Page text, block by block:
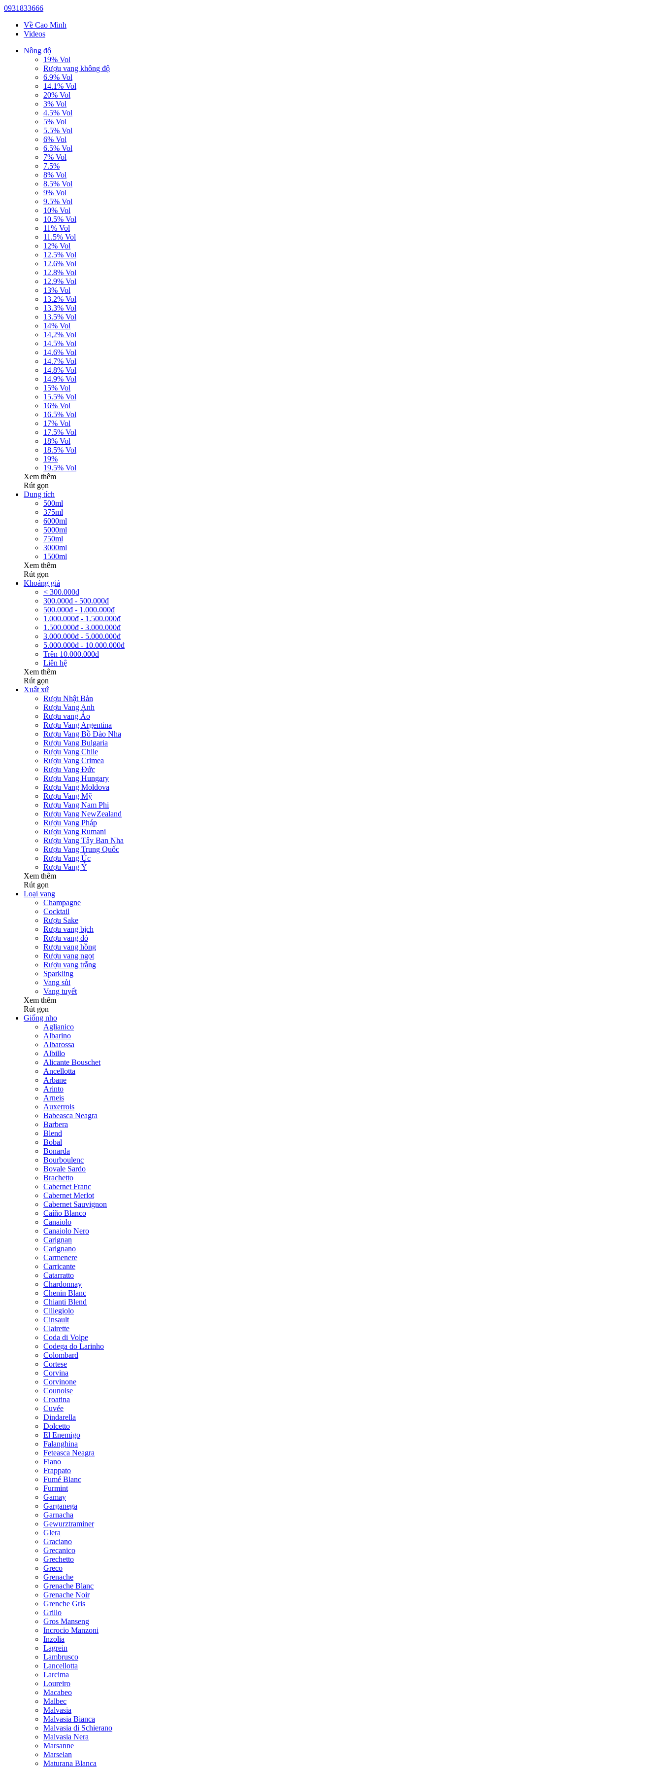
0931833666
Về Cao Minh
Videos
Nồng độ
19% Vol
Rượu vang không độ
6.9% Vol
14.1% Vol
20% Vol
3% Vol
4.5% Vol
5% Vol
5.5% Vol
6% Vol
6.5% Vol
7% Vol
7.5%
8% Vol
8.5% Vol
9% Vol
9.5% Vol
10% Vol
10.5% Vol
11% Vol
11.5% Vol
12% Vol
12.5% Vol
12.6% Vol
12.8% Vol
12.9% Vol
13% Vol
13.2% Vol
13.3% Vol
13.5% Vol
14% Vol
14,2% Vol
14.5% Vol
14.6% Vol
14.7% Vol
14.8% Vol
14.9% Vol
15% Vol
15.5% Vol
16% Vol
16.5% Vol
17% Vol
17.5% Vol
18% Vol
18.5% Vol
19%
19.5% Vol
Xem thêm
Rút gọn
Dung tích
500ml
375ml
6000ml
5000ml
750ml
3000ml
1500ml
Xem thêm
Rút gọn
Khoảng giá
< 300.000đ
300.000đ - 500.000đ
500.000đ - 1.000.000đ
1.000.000đ - 1.500.000đ
1.500.000đ - 3.000.000đ
3.000.000đ - 5.000.000đ
5.000.000đ - 10.000.000đ
Trên 10.000.000đ
Liên hệ
Xem thêm
Rút gọn
Xuất xứ
Rượu Nhật Bản
Rượu Vang Anh
Rượu vang Áo
Rượu Vang Argentina
Rượu Vang Bồ Đào Nha
Rượu Vang Bulgaria
Rượu Vang Chile
Rượu Vang Crimea
Rượu Vang Đức
Rượu Vang Hungary
Rượu Vang Moldova
Rượu Vang Mỹ
Rượu Vang Nam Phi
Rượu Vang NewZealand
Rượu Vang Pháp
Rượu Vang Rumani
Rượu Vang Tây Ban Nha
Rượu Vang Trung Quốc
Rượu Vang Úc
Rượu Vang Ý
Xem thêm
Rút gọn
Loại vang
Champagne
Cocktail
Rượu Sake
Rượu vang bịch
Rượu vang đỏ
Rượu vang hồng
Rượu vang ngọt
Rượu vang trắng
Sparkling
Vang sủi
Vang tuyết
Xem thêm
Rút gọn
Giống nho
Aglianico
Albarino
Albarossa
Albillo
Alicante Bouschet
Ancellotta
Arbane
Arinto
Arneis
Auxerrois
Babeasca Neagra
Barbera
Blend
Bobal
Bonarda
Bourboulenc
Bovale Sardo
Brachetto
Cabernet Franc
Cabernet Merlot
Cabernet Sauvignon
Caíño Blanco
Canaiolo
Canaiolo Nero
Carignan
Carignano
Carmenere
Carricante
Catarratto
Chardonnay
Chenin Blanc
Chianti Blend
Ciliegiolo
Cinsault
Clairette
Coda di Volpe
Codega do Larinho
Colombard
Cortese
Corvina
Corvinone
Counoise
Croatina
Cuvée
Dindarella
Dolcetto
El Enemigo
Falanghina
Feteasca Neagra
Fiano
Frappato
Fumé Blanc
Furmint
Gamay
Garganega
Garnacha
Gewurztraminer
Glera
Graciano
Grecanico
Grechetto
Greco
Grenache
Grenache Blanc
Grenache Noir
Grenche Gris
Grillo
Gros Manseng
Incrocio Manzoni
Inzolia
Lagrein
Lambrusco
Lancellotta
Larcima
Loureiro
Macabeo
Malbec
Malvasia
Malvasia Bianca
Malvasia di Schierano
Malvasia Nera
Marsanne
Marselan
Maturana Blanca